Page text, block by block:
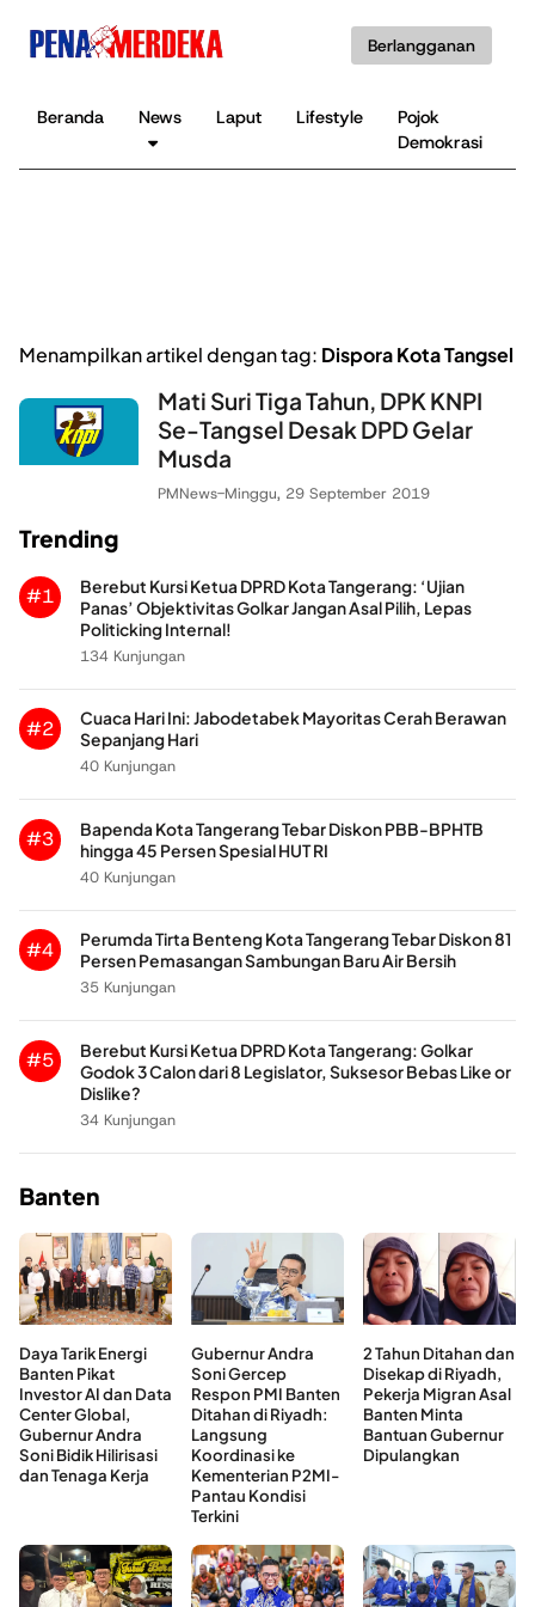
Berlangganan
Beranda News Laput Lifestyle
Pojok
Demokrasi
Menampilkan artikel dengan tag: Dispora Kota Tangsel
Mati Suri Tiga Tahun, DPK KNPI
Se-Tangsel Desak DPD Gelar
Musda
PMNews-Minggu, 29 September 2019
Trending
#1
Berebut Kursi Ketua DPRD Kota Tangerang: ‘Ujian
Panas’ Objektivitas Golkar Jangan Asal Pilih, Lepas
Politicking Internal!
134 Kunjungan
#2
Cuaca Hari Ini: Jabodetabek Mayoritas Cerah Berawan
Sepanjang Hari
40 Kunjungan
#3
Bapenda Kota Tangerang Tebar Diskon PBB-BPHTB
hingga 45 Persen Spesial HUT RI
40 Kunjungan
#4
Perumda Tirta Benteng Kota Tangerang Tebar Diskon 81
Persen Pemasangan Sambungan Baru Air Bersih
35 Kunjungan
#5
Berebut Kursi Ketua DPRD Kota Tangerang: Golkar
Godok 3 Calon dari 8 Legislator, Suksesor Bebas Like or
Dislike?
34 Kunjungan
Banten
Daya Tarik Energi
Banten Pikat
Investor AI dan Data
Center Global,
Gubernur Andra
Soni Bidik Hilirisasi
dan Tenaga Kerja
Gubernur Andra
Soni Gercep
Respon PMI Banten
Ditahan di Riyadh:
Langsung
Koordinasi ke
Kementerian P2MI-
Pantau Kondisi
Terkini
2 Tahun Ditahan dan
Disekap di Riyadh,
Pekerja Migran Asal
Banten Minta
Bantuan Gubernur
Dipulangkan